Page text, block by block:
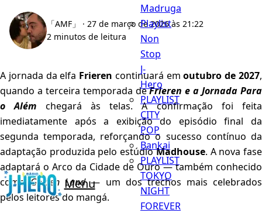
Menu
Madruga
Playlist
Non
Stop
J-
Hero
PLAYLIST
CITY
POP
Bankai
PLAYLIST
TOKYO
NIGHT
FOREVER
「AMF」
· 27 de março de 2026 às 21:22
2 minutos de leitura
A jornada da elfa Frieren continuará emoutubro de 2027,
quando a terceira temporada deFrieren e a Jornada Para
o Além chegará às telas. A confirmação foi feita
imediatamente após a exibição do episódio final da
segunda temporada, reforçando o sucesso contínuo da
adaptação produzida pelo estúdioMadhouse. A nova fase
adaptará o Arco da Cidade de Ouro — também conhecido
comoGolden Land— um dos trechos mais celebrados
pelos leitores do mangá.